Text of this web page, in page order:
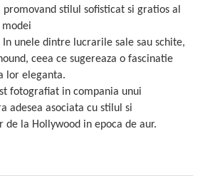
stilul sofisticat si gratios al
unele dintre lucrarile sale sau schite,
ceea ce sugereaza o fascinatie
lor eleganta.
fotografiat in compania unui
adesea asociata cu stilul si
la Hollywood in epoca de aur.